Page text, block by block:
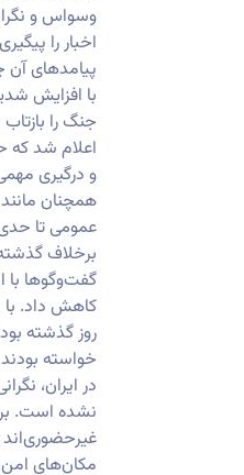
وسواس و
اخبار را
پیامدهای آن
با افزایش
جنگ را
اعلام شد که
و درگیری
همچنان
عمومی تا
برخلاف
گفت‌وگوها با
کاهش داد. با
روز گذشته
خواسته
در ایران،
نشده است.
مکان‌های امن